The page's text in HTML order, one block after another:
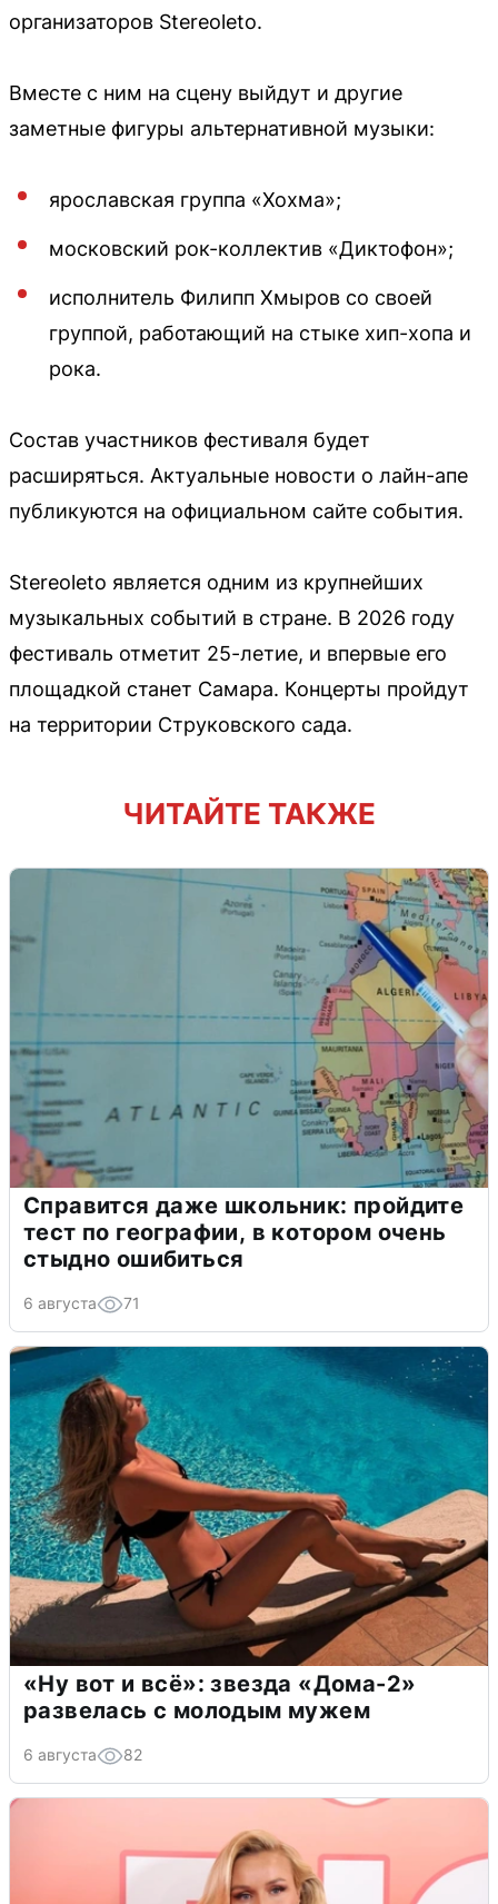
организаторов Stereoleto.
Вместе с ним на сцену выйдут и другие
заметные фигуры альтернативной музыки:
ярославская группа «Хохма»;
московский рок-коллектив «Диктофон»;
исполнитель Филипп Хмыров со своей
группой, работающий на стыке хип-хопа и
рока.
Состав участников фестиваля будет
расширяться. Актуальные новости о лайн-апе
публикуются на официальном сайте события.
Stereoleto является одним из крупнейших
музыкальных событий в стране. В 2026 году
фестиваль отметит 25-летие, и впервые его
площадкой станет Самара. Концерты пройдут
на территории Струковского сада.
ЧИТАЙТЕ ТАКЖЕ
Справится даже школьник: пройдите
тест по географии, в котором очень
стыдно ошибиться
6 августа 71
«Ну вот и всё»: звезда «Дома-2»
развелась с молодым мужем
6 августа 82